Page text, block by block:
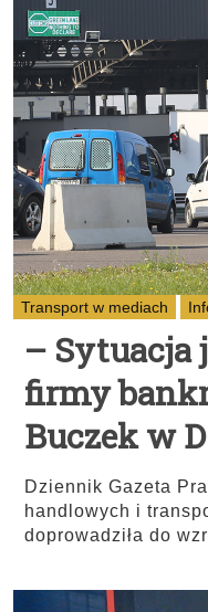
Transport w mediach
– Sytuacja
firmy
Buczek w
Dziennik Gazeta
handlowych i
doprowadziła do